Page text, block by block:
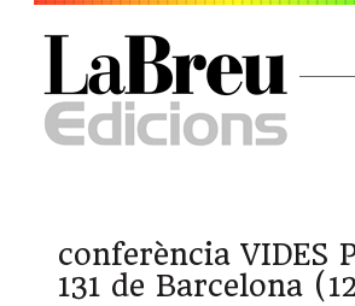
conferència VIDES
131 de Barcelona